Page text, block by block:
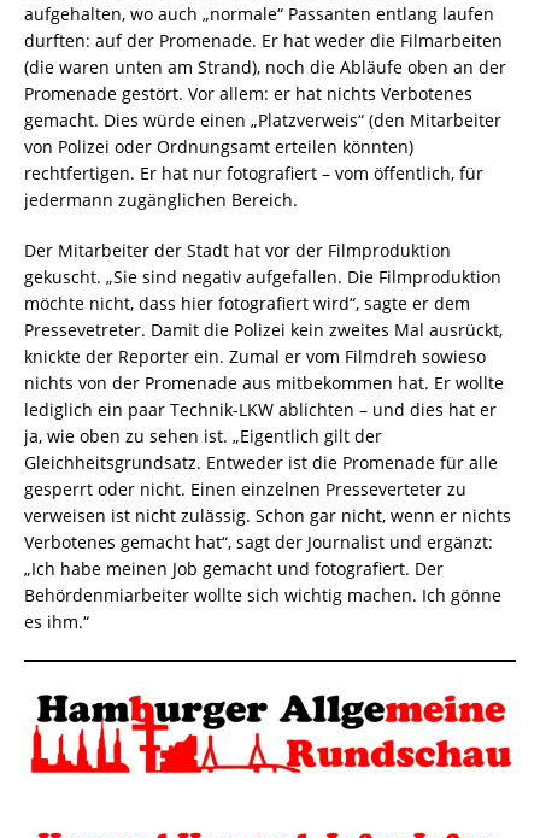
aufgehalten, wo auch „normale“ Passanten entlang laufen
durften: auf der Promenade. Er hat weder die Filmarbeiten
(die waren unten am Strand), noch die Abläufe oben an der
Promenade gestört. Vor allem: er hat nichts Verbotenes
gemacht. Dies würde einen „Platzverweis“ (den Mitarbeiter
von Polizei oder Ordnungsamt erteilen könnten)
rechtfertigen. Er hat nur fotografiert – vom öffentlich, für
jedermann zugänglichen Bereich.
Der Mitarbeiter der Stadt hat vor der Filmproduktion
gekuscht. „Sie sind negativ aufgefallen. Die Filmproduktion
möchte nicht, dass hier fotografiert wird“, sagte er dem
Pressevetreter. Damit die Polizei kein zweites Mal ausrückt,
knickte der Reporter ein. Zumal er vom Filmdreh sowieso
nichts von der Promenade aus mitbekommen hat. Er wollte
lediglich ein paar Technik-LKW ablichten – und dies hat er
ja, wie oben zu sehen ist. „Eigentlich gilt der
Gleichheitsgrundsatz. Entweder ist die Promenade für alle
gesperrt oder nicht. Einen einzelnen Presseverteter zu
verweisen ist nicht zulässig. Schon gar nicht, wenn er nichts
Verbotenes gemacht hat“, sagt der Journalist und ergänzt:
„Ich habe meinen Job gemacht und fotografiert. Der
Behördenmiarbeiter wollte sich wichtig machen. Ich gönne
es ihm.“